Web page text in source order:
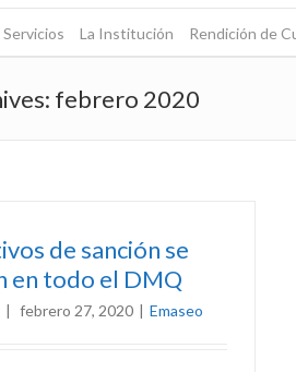
Servicios La Institución Rendición de
febrero 2020
de sanción se
en todo el DMQ
| febrero 27, 2020 | Emaseo